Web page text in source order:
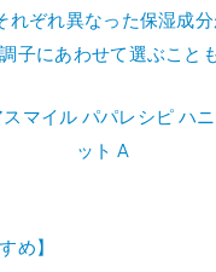
れぞれ異なった保湿成
子にあわせて選ぶこと
マイル パパレシピ ハ
ット A
め】